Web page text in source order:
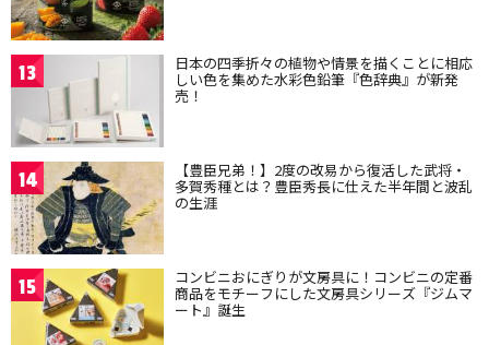
13 日本の四季折々の植物や情景を描くことに相応
しい色を集めた水彩色鉛筆『色辞典』が新発
売！
14 【豊臣兄弟！】2度の改易から復活した武将・
多賀秀種とは？豊臣秀長に仕えた半年間と波乱
の生涯
15 コンビニおにぎりが文房具に！コンビニの定番
商品をモチーフにした文房具シリーズ『ジムマ
ート』誕生